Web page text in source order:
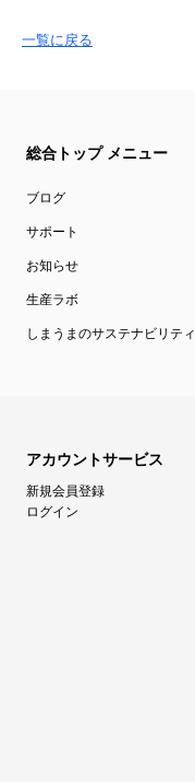
一覧に戻る
総合トップ メニュー
ブログ
サポート
お知らせ
生産ラボ
しまうまのサステナビリティ
アカウントサービス
新規会員登録
ログイン